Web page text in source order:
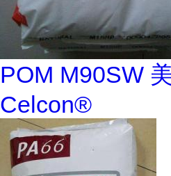
POM M90SW
Celcon®